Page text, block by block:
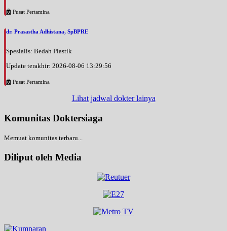
Pusat Pertamina
dr. Prasastha Adhistana, SpBPRE
Spesialis: Bedah Plastik
Update terakhir: 2026-08-06 13:29:56
Pusat Pertamina
Lihat jadwal dokter lainya
Komunitas Doktersiaga
Memuat komunitas terbaru...
Diliput oleh Media